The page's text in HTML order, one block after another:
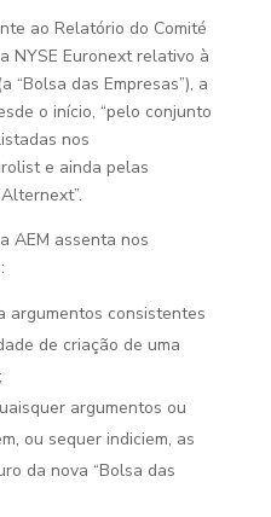
ao Relatório do Comité
NYSE Euronext relativo à
“Bolsa das Empresas”), a
o início, “pelo conjunto
nos
e ainda pelas
AEM assenta nos
argumentos consistentes
de criação de uma
argumentos ou
ou sequer indiciem, as
da nova “Bolsa das